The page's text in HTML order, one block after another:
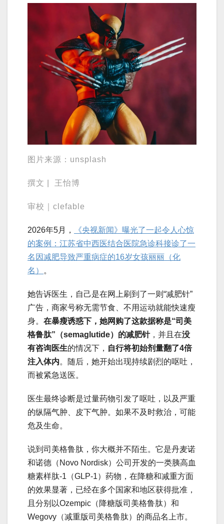
图片来源：unsplash
撰文 | 王怡博
审校｜clefable
2026年5月，
《央视新闻》曝光了一起令人心惊
的案例：江苏省中西医结合医院急诊科接诊了一
名因减肥导致严重病症的16岁女孩丽丽（化
名）
。
她告诉医生，自己是在网上刷到了一则“减肥针”
广告，商家号称无需节食、不用运动就能快速瘦
身。 在暴瘦诱惑下，她网购了这款据称是“司美
格鲁肽”（semaglutide）的减肥针，并且在没
有咨询医生的情况下， 自行将初始剂量翻了4倍
注入体内。随后，她开始出现持续剧烈的呕吐，
而被紧急送医。
医生最终诊断是过量药物引发了呕吐，以及严重
的纵隔气肿、皮下气肿。如果不及时救治，可能
危及生命。
说到司美格鲁肽，你大概并不陌生。它是丹麦诺
和诺德（Novo Nordisk）公司开发的一类胰高血
糖素样肽-1（GLP-1）药物，在降糖和减重方面
的效果显著，已经在多个国家和地区获得批准，
且分别以Ozempic（降糖版司美格鲁肽）和
Wegovy（减重版司美格鲁肽）的商品名上市。